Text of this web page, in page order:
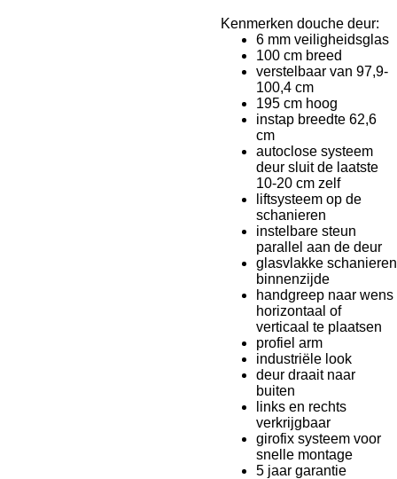
Kenmerken douche deur:
6 mm veiligheidsglas
100 cm breed
verstelbaar van 97,9-
100,4 cm
195 cm hoog
instap breedte 62,6
cm
autoclose systeem
deur sluit de laatste
10-20 cm zelf
liftsysteem op de
schanieren
instelbare steun
parallel aan de deur
glasvlakke schanieren
binnenzijde
handgreep naar wens
horizontaal of
verticaal te plaatsen
profiel arm
industriële look
deur draait naar
buiten
links en rechts
verkrijgbaar
girofix systeem voor
snelle montage
5 jaar garantie